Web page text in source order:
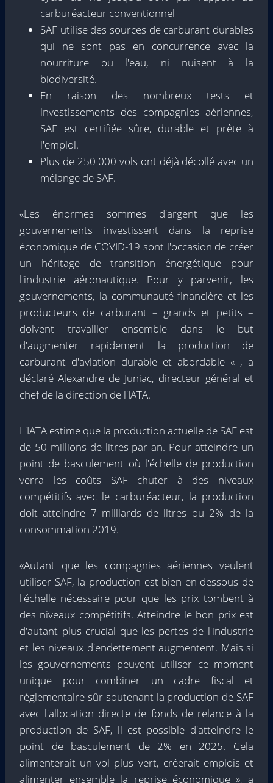
carburéacteur conventionnel
SAF utilise des sources de carburant durables
qui ne sont pas en concurrence avec la
nourriture ou l'eau, ni nuisent à la
biodiversité.
En raison des nombreux tests et
investissements des compagnies aériennes,
SAF est certifiée sûre, durable et prête à
l'emploi.
Plus de 250 000 vols ont déjà décollé avec un
mélange de SAF.
«Les énormes sommes d'argent que les
gouvernements investissent dans la reprise
économique de COVID-19 sont l'occasion de créer
un héritage de transition énergétique pour
l'industrie aéronautique. Pour y parvenir, les
gouvernements, la communauté financière et les
producteurs de carburant – grands et petits –
doivent travailler ensemble dans le but
d'augmenter rapidement la production de
carburant d'aviation durable et abordable « , a
déclaré Alexandre de Juniac, directeur général et
chef de la direction de l'IATA.
L'IATA estime que la production actuelle de SAF est
de 50 millions de litres par an. Pour atteindre un
point de basculement où l'échelle de production
verra les coûts SAF chuter à des niveaux
compétitifs avec le carburéacteur, la production
doit atteindre 7 milliards de litres ou 2% de la
consommation 2019.
«Autant que les compagnies aériennes veulent
utiliser SAF, la production est bien en dessous de
l'échelle nécessaire pour que les prix tombent à
des niveaux compétitifs. Atteindre le bon prix est
d'autant plus crucial que les pertes de l'industrie
et les niveaux d'endettement augmentent. Mais si
les gouvernements peuvent utiliser ce moment
unique pour combiner un cadre fiscal et
réglementaire sûr soutenant la production de SAF
avec l'allocation directe de fonds de relance à la
production de SAF, il est possible d'atteindre le
point de basculement de 2% en 2025. Cela
alimenterait un vol plus vert, créerait emplois et
alimenter ensemble la reprise économique », a